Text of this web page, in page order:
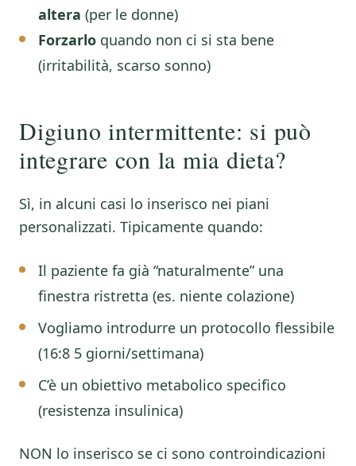
altera (per le donne)
Forzarlo quando non ci si sta bene
(irritabilità, scarso sonno)
Digiuno intermittente: si può
integrare con la mia dieta?
Sì, in alcuni casi lo inserisco nei piani
personalizzati. Tipicamente quando:
Il paziente fa già “naturalmente” una
finestra ristretta (es. niente colazione)
Vogliamo introdurre un protocollo flessibile
(16:8 5 giorni/settimana)
C’è un obiettivo metabolico specifico
(resistenza insulinica)
NON lo inserisco se ci sono controindicazioni